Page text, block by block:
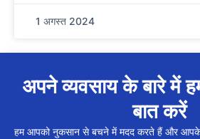
1 अगस्त 2024
अपने व्यवसाय के बारे में
बात करें
हम आपको नुकसान से बचने में मदद करते हैं और आपके